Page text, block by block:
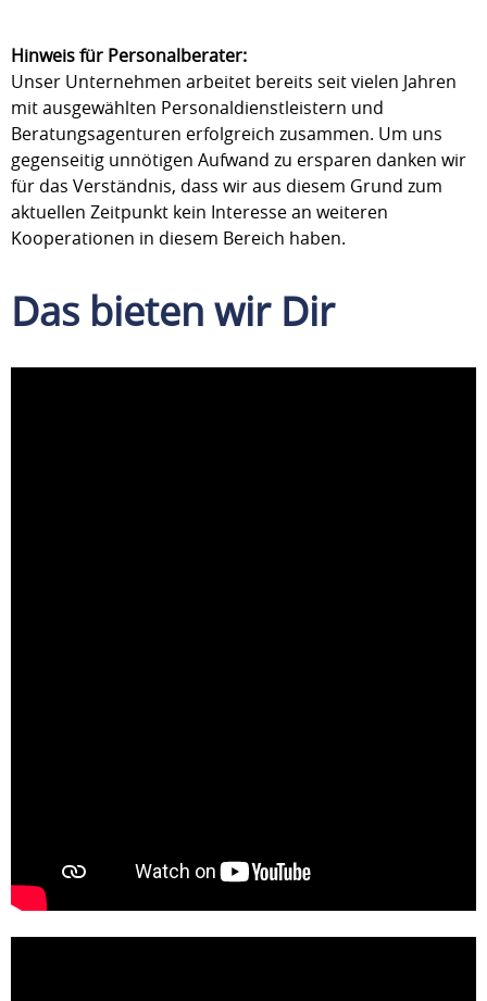
Hinweis für Personalberater:
Unser Unternehmen arbeitet bereits seit vielen Jahren
mit ausgewählten Personaldienstleistern und
Beratungsagenturen erfolgreich zusammen. Um uns
gegenseitig unnötigen Aufwand zu ersparen danken wir
für das Verständnis, dass wir aus diesem Grund zum
aktuellen Zeitpunkt kein Interesse an weiteren
Kooperationen in diesem Bereich haben.
Das bieten wir Dir